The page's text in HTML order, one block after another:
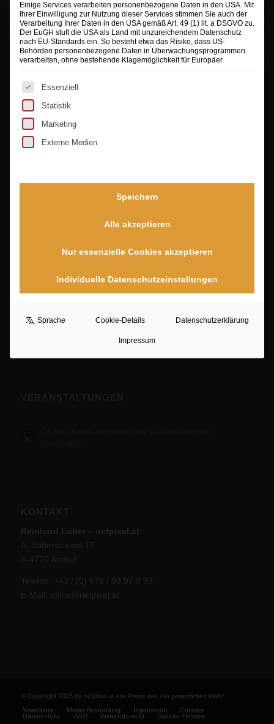
Mehr Informationen
Inhalt entsperren
Erforderlichen Service akzeptieren und
Kreative Arbeit
Composing
3. April 2023 - 7:38
Makrofotografie
Hinweis
Reinhard Loher – netpixel.at
A.-Stifterstrasse 17
A-4770 Andorf
Telefon: +43 / (0) 676 / 93 97 8 93
E-Mail:
office@netpixel.at
© Copyright 2025 by netpixel.at Alle Preise inkl. der gesetzlichen MwSt.
Newsletter Model-Bewerbung Impressum
Cookies
Datenschutz
AGB Widerrufsrecht Gender-Hinweis
Einige Services verarbeiten personenbezogene Daten in den USA. Mit
Ihrer Einwilligung zur Nutzung dieser Services stimmen Sie auch der
Verarbeitung Ihrer Daten in den USA gemäß Art. 49 (1) lit. a DSGVO zu.
Der EuGH stuft die USA als Land mit unzureichendem Datenschutz
nach EU-Standards ein. So besteht etwa das Risiko, dass US-
Behörden personenbezogene Daten in Überwachungsprogrammen
verarbeiten, ohne bestehende Klagemöglichkeit für Europäer.
Es folgt eine Liste der Service-Gruppen, für die eine
Essenziell
Statistik
Marketing
Externe Medien
Speichern
Alle akzeptieren
Nur essenzielle Cookies akzeptieren
Individuelle Datenschutzeinstellungen
Sprache Cookie-Details Datenschutzerklärung
Impressum